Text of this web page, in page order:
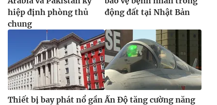
hiệp định phòng thủ
chung
động đất tại Nhật Bản
Thiết bị bay phát nổ gần Ấn Độ tăng cường năng